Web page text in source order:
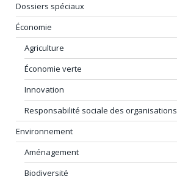
Dossiers spéciaux
Économie
Agriculture
Économie verte
Innovation
Responsabilité sociale des organisations
Environnement
Aménagement
Biodiversité